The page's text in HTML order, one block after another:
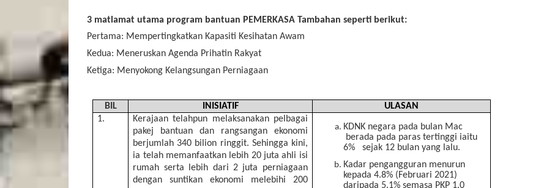
3 matlamat utama program bantuan PEMERKASA Tambahan seperti berikut:
Pertama: Mempertingkatkan Kapasiti Kesihatan Awam
Kedua: Meneruskan Agenda Prihatin Rakyat
Ketiga: Menyokong Kelangsungan Perniagaan
BIL INISIATIF
ULASAN
1.
Kerajaan telahpun melaksanakan pelbagai
pakej bantuan dan rangsangan ekonomi
berjumlah 340 bilion ringgit. Sehingga kini,
ia telah memanfaatkan lebih 20 juta ahli isi
rumah serta lebih dari 2 juta perniagaan
dengan suntikan ekonomi melebihi 200
KDNK negara pada bulan Mac
berada pada paras tertinggi iaitu
6% sejak 12 bulan yang lalu.
Kadar pengangguran menurun
kepada 4.8% (Februari 2021)
daripada 5.1% semasa PKP 1.0